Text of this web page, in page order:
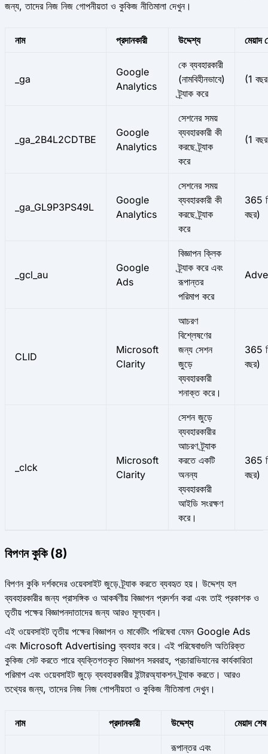
জন্য, তাদের নিজ নিজ গোপনীয়তা ও কুকিজ নীতিমালা দেখুন।
নাম প্রদানকারী উদ্দেশ্য মেয়াদ
_ga
Google
Analytics
কে ব্যবহারকারী
(নামবিহীনভাবে)
ট্র্যাক করে
(1
_ga_2B4L2CDTBE
Google
Analytics
সেশনের সময়
ব্যবহারকারী কী
করছে ট্র্যাক
করে
(1
_ga_GL9P3PS49L
Google
Analytics
সেশনের সময়
ব্যবহারকারী কী
করছে ট্র্যাক
করে
365
বছর)
_gcl_au
Google
Ads
বিজ্ঞাপন ক্লিক
ট্র্যাক করে এবং
রূপান্তর
পরিমাপ করে
CLID
Microsoft
Clarity
আচরণ
বিশ্লেষণের
জন্য সেশন
জুড়ে
ব্যবহারকারী
শনাক্ত করে।
365
বছর)
_clck
Microsoft
Clarity
সেশন জুড়ে
ব্যবহারকারীর
আচরণ ট্র্যাক
করতে একটি
অনন্য
ব্যবহারকারী
আইডি সংরক্ষণ
করে।
365
বছর)
বিপণন কুকি (8)
বিপণন কুকি দর্শকদের ওয়েবসাইট জুড়ে ট্র্যাক করতে ব্যবহৃত হয়। উদ্দেশ্য হল
ব্যবহারকারীর জন্য প্রাসঙ্গিক ও আকর্ষণীয় বিজ্ঞাপন প্রদর্শন করা এবং তাই প্রকাশক ও
তৃতীয় পক্ষের বিজ্ঞাপনদাতাদের জন্য আরও মূল্যবান।
এই ওয়েবসাইট তৃতীয় পক্ষের বিজ্ঞাপন ও মার্কেটিং পরিষেবা যেমন Google Ads
এবং Microsoft Advertising ব্যবহার করে। এই পরিষেবাগুলি অতিরিক্ত
কুকিজ সেট করতে পারে ব্যক্তিগতকৃত বিজ্ঞাপন সরবরাহ, প্রচারাভিযানের কার্যকারিতা
পরিমাপ এবং ওয়েবসাইট জুড়ে ব্যবহারকারীর ইন্টারঅ্যাকশন ট্র্যাক করতে। আরও
তথ্যের জন্য, তাদের নিজ নিজ গোপনীয়তা ও কুকিজ নীতিমালা দেখুন।
নাম প্রদানকারী উদ্দেশ্য মেয়াদ শেষ
রূপান্তর এবং